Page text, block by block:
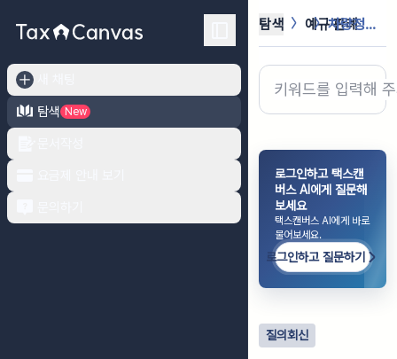
탐색
New
탐색 예규·판례 차량정비사업자가 자동차수리용역을 공급...
로그인하고 택스캔
버스 AI에게 질문해
보세요
택스캔버스 AI에게 바로
물어보세요.
로그인하고 질문하기
질의회신